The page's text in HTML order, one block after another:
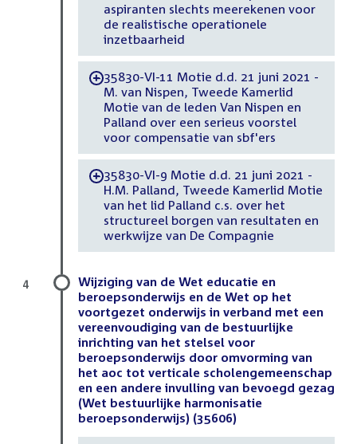
aspiranten slechts meerekenen voor
de realistische operationele
inzetbaarheid
-35830-VI-11 Motie d.d. 21 juni 2021 -
M. van Nispen, Tweede Kamerlid
Motie van de leden Van Nispen en
Palland over een serieus voorstel
voor compensatie van sbf'ers
-35830-VI-9 Motie d.d. 21 juni 2021 -
H.M. Palland, Tweede Kamerlid Motie
van het lid Palland c.s. over het
structureel borgen van resultaten en
werkwijze van De Compagnie
Wijziging van de Wet educatie en
beroepsonderwijs en de Wet op het
voortgezet onderwijs in verband met een
vereenvoudiging van de bestuurlijke
inrichting van het stelsel voor
beroepsonderwijs door omvorming van
het aoc tot verticale scholengemeenschap
en een andere invulling van bevoegd gezag
(Wet bestuurlijke harmonisatie
beroepsonderwijs) (35606)
4